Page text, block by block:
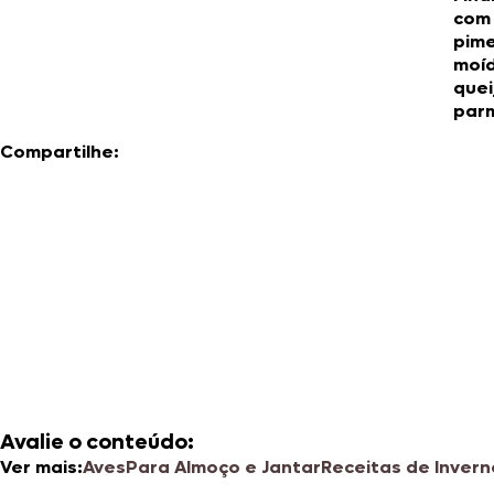
com
Compartilhe:
Avalie o conteúdo:
Ver mais:AvesPara Almoço e JantarReceitas de